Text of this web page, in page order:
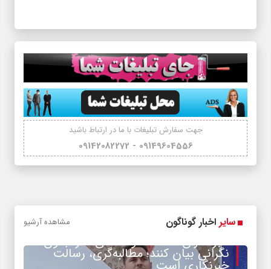
جهت سفارش تبلیغات با ما در ارتباط باشید
09149604556 - 09142082272
سایر اخبار گوناگون مشاهده آرشیو
خبرنگاران ضعف‌ها و کاستی‌ها را بدون
نگرانی بیان کنند؛ مطالبه‌گری، رسالت